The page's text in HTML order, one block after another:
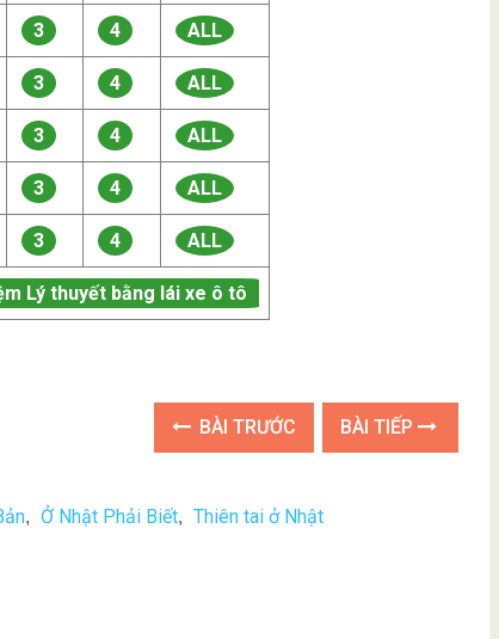
3 4 ALL
3 4 ALL
3 4 ALL
3 4 ALL
3 4 ALL
Lý thuyết bằng lái xe ô tô
BÀI TRƯỚC BÀI TIẾP
, Ở Nhật Phải Biết, Thiên tai ở Nhật